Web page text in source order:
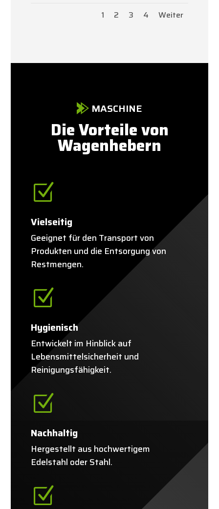
1 2 3 4 Weiter
MASCHINE
Die Vorteile von
Wagenhebern
Z
Vielseitig
Geeignet für den Transport von
Produkten und die Entsorgung von
Restmengen.
Z
Hygienisch
Entwickelt im Hinblick auf
Lebensmittelsicherheit und
Reinigungsfähigkeit.
Z
Nachhaltig
Hergestellt aus hochwertigem
Edelstahl oder Stahl.
Z